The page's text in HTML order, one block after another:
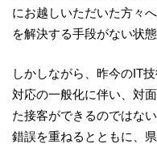
にお越しいただいた方々
を解決する手段がない状態
しかしながら、昨今のIT
対応の一般化に伴い、対
た接客ができるのではな
錯誤を重ねるとともに、